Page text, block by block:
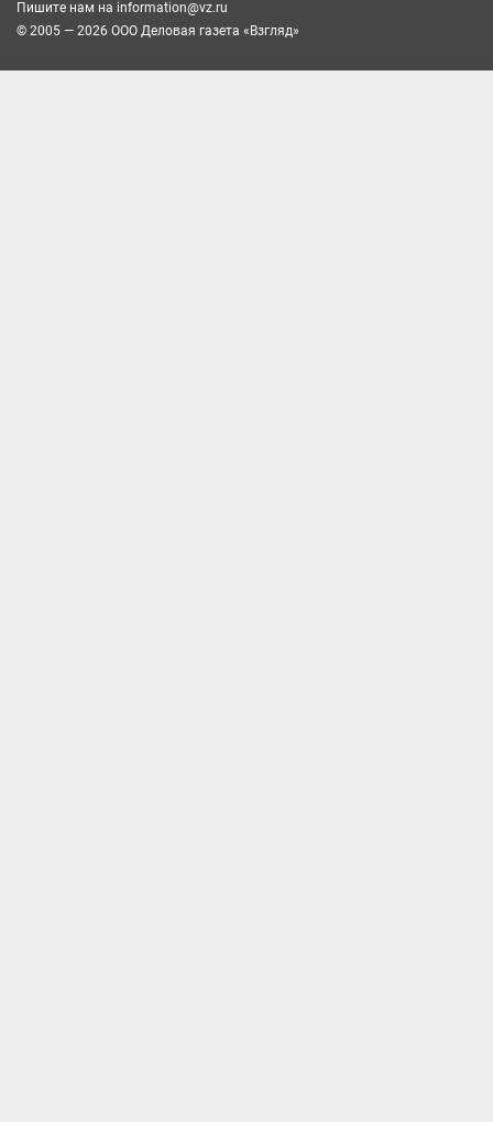
Пишите нам на information@vz.ru
© 2005 — 2026 ООО Деловая газета «Взгляд»